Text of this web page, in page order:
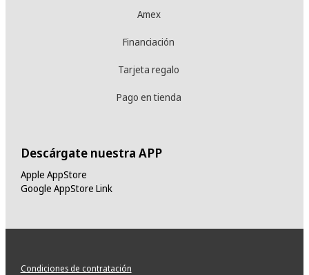
Amex
Financiación
Tarjeta regalo
Pago en tienda
Descárgate nuestra APP
Apple AppStore
Google AppStore Link
Condiciones de contratación